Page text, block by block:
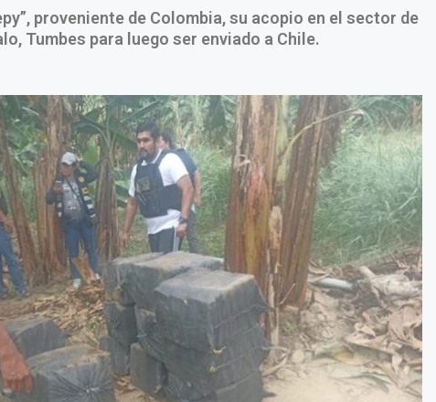
proveniente de Colombia, su acopio en el sector de
Tumbes para luego ser enviado a Chile.